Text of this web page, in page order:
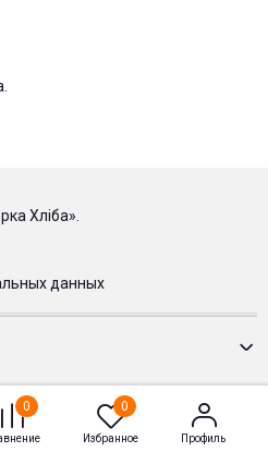
Хліба».
данных
0 0
Избранное Профиль